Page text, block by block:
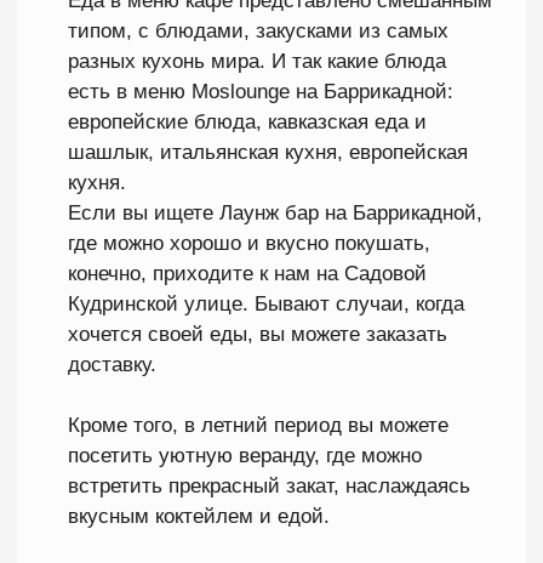
Подарок на день
рождения
При заказе от 2.000 рублей